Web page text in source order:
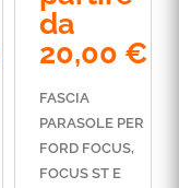
FASCIA
PARASOLE PER
FORD FOCUS,
FOCUS ST E
da
20,00 €